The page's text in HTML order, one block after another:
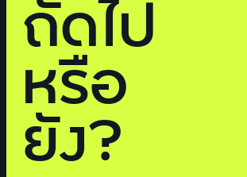
ถัดไป
หรือ
ยัง?